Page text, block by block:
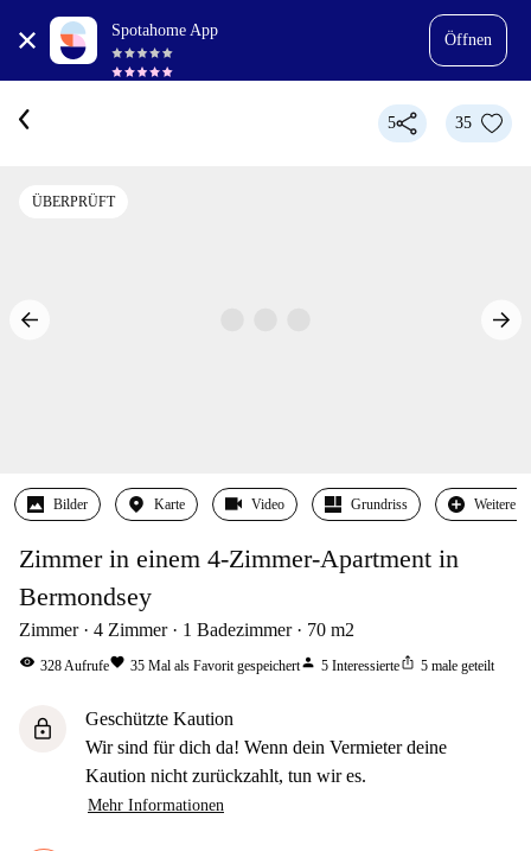
Spotahome App
Öffnen
5 35
ÜBERPRÜFT
Bilder Karte Video Grundriss Weitere
Zimmer in einem 4-Zimmer-Apartment in
Bermondsey
Zimmer 4 Zimmer 1 Badezimmer 70 m2
visibility 328Aufrufefavorite 35 Mal als Favorit gespeichertperson 5 Interessierteios_share 5 male geteilt
lock
Geschützte Kaution
Wir sind für dich da! Wenn dein Vermieter deine
Kaution nicht zurückzahlt, tun wir es.
Mehr Informationen